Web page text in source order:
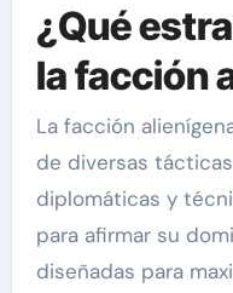
¿Qué
la facción
La facción
de diversas
diplomáticas y
para afirmar su
diseñadas para